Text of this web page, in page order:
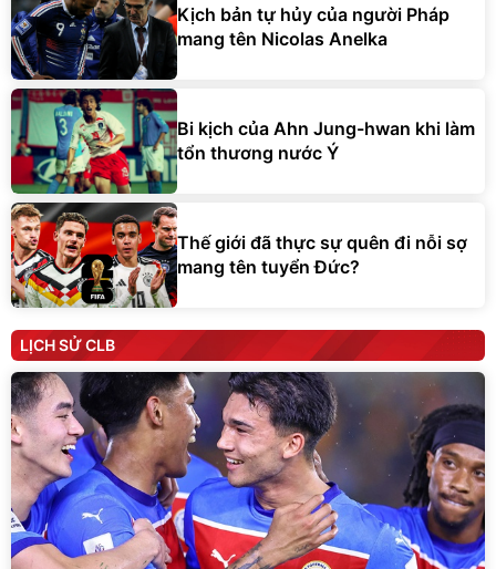
Kịch bản tự hủy của người Pháp
mang tên Nicolas Anelka
Bi kịch của Ahn Jung-hwan khi làm
tổn thương nước Ý
Thế giới đã thực sự quên đi nỗi sợ
mang tên tuyển Đức?
LỊCH SỬ CLB